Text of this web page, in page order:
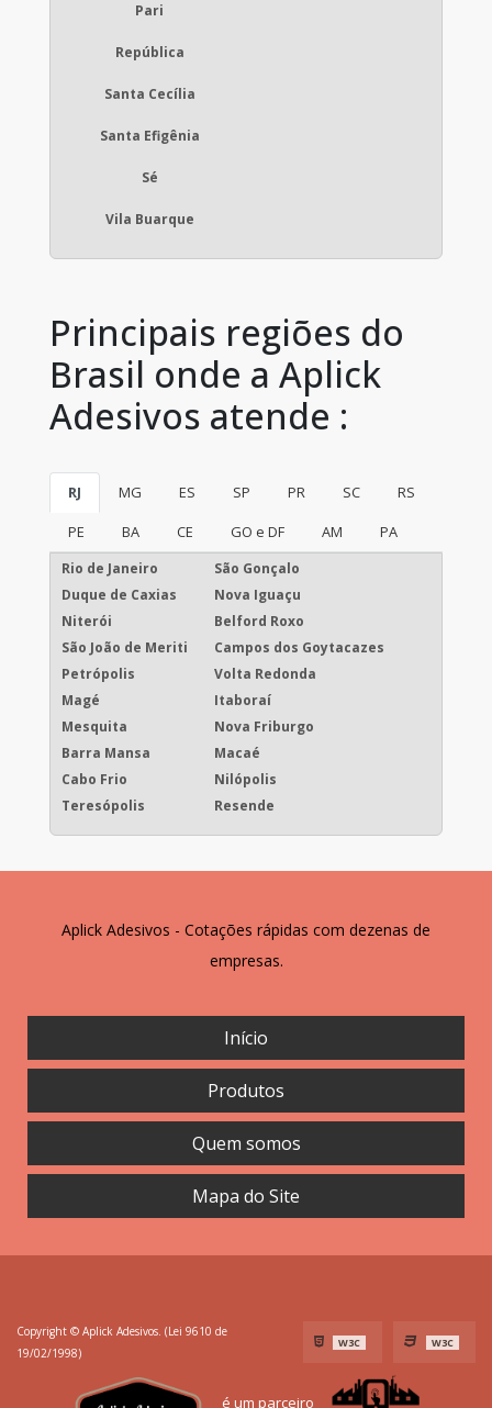
Pari
República
Santa Cecília
Santa Efigênia
Sé
Vila Buarque
Principais regiões do
Brasil onde a Aplick
Adesivos atende :
RJ MG ES SP PR SC
RS
PE
BA CE GO e DF AM PA
Rio de Janeiro
São Gonçalo
Duque de Caxias
Nova Iguaçu
Niterói
Belford Roxo
São João de Meriti
Campos dos Goytacazes
Petrópolis
Volta Redonda
Magé
Itaboraí
Mesquita
Nova Friburgo
Barra Mansa
Macaé
Cabo Frio
Nilópolis
Teresópolis
Resende
Aplick Adesivos - Cotações rápidas com dezenas de
empresas.
Início
Produtos
Quem somos
Mapa do Site
Copyright © Aplick Adesivos. (Lei 9610 de
19/02/1998)
W3C W3C
é um parceiro